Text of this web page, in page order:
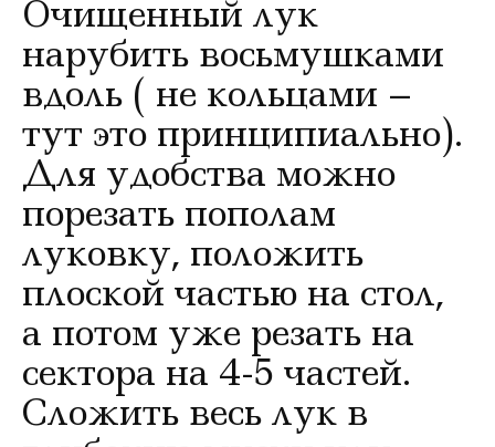
Очищенный лук
нарубить восьмушками
вдоль ( не кольцами –
тут это принципиально).
Для удобства можно
порезать пополам
луковку, положить
плоской частью на стол,
а потом уже резать на
сектора на 4-5 частей.
Сложить весь лук в